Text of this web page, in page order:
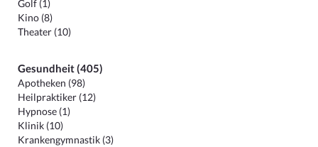
Golf (1)
Kino (8)
Theater (10)
Gesundheit (405)
Apotheken (98)
Heilpraktiker (12)
Hypnose (1)
Klinik (10)
Krankengymnastik (3)